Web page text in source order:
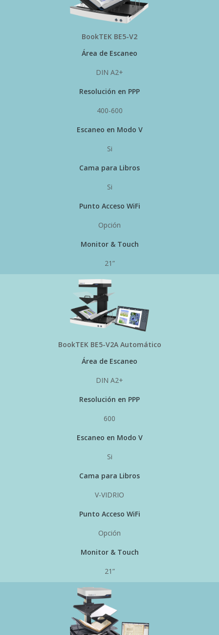
BookTEK BE5-V2
Área de Escaneo
DIN A2+
Resolución en PPP
400-600
Escaneo en Modo V
Si
Cama para Libros
Si
Punto Acceso WiFi
Opción
Monitor & Touch
21”
BookTEK BE5-V2A Automático
Área de Escaneo
DIN A2+
Resolución en PPP
600
Escaneo en Modo V
Si
Cama para Libros
V-VIDRIO
Punto Acceso WiFi
Opción
Monitor & Touch
21”